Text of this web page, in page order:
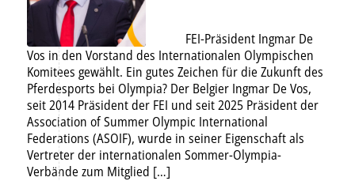
FEI-Präsident Ingmar De
Vos in den Vorstand des Internationalen Olympischen
Komitees gewählt. Ein gutes Zeichen für die Zukunft des
Pferdesports bei Olympia? Der Belgier Ingmar De Vos,
seit 2014 Präsident der FEI und seit 2025 Präsident der
Association of Summer Olympic International
Federations (ASOIF), wurde in seiner Eigenschaft als
Vertreter der internationalen Sommer-Olympia-
Verbände zum Mitglied […]